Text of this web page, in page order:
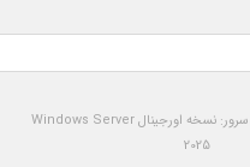
خرید لایسنس ویندوز سرور: نسخه اورجینال Windows Server
2025